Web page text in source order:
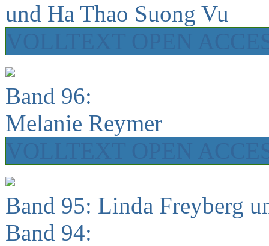
und Ha Thao Suong Vu
Band 96:
Melanie Reymer
Band 95: Linda Freyberg
Band 94: